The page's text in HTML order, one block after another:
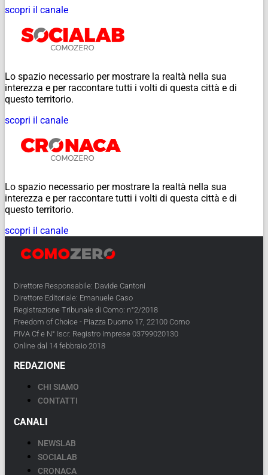
scopri il canale
Lo spazio necessario per mostrare la realtà nella sua
interezza e per raccontare tutti i volti di questa città e di
questo territorio.
scopri il canale
Lo spazio necessario per mostrare la realtà nella sua
interezza e per raccontare tutti i volti di questa città e di
questo territorio.
scopri il canale
Direttore Responsabile: Davide Cantoni
Direttore Editoriale: Emanuele Caso
Registrazione Tribunale di Como: n°2/2018
Freedom of Choice - Piazza Duomo 17, 22100 Como
PIVA Cf e N° Iscr. Registro Imprese 03799020130
Online dal 14 febbraio 2018
REDAZIONE
CHI SIAMO
CONTATTI
CANALI
NEWSLAB
SOCIALAB
CRONACA